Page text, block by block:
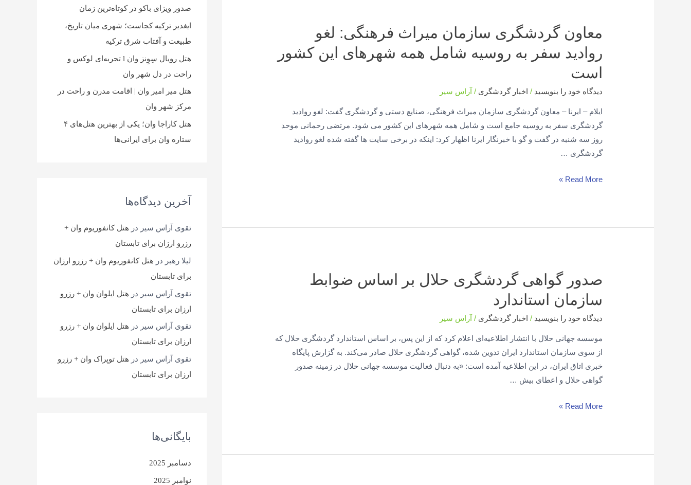
معاون گردشگری سازمان میراث فرهنگی: لغو
روادید سفر به روسیه شامل همه شهرهای این کشور
است
دیدگاه‌ خود را بنویسید / اخبار گردشگری / آراس سیر
ایلام – ایرنا – معاون گردشگری سازمان میراث فرهنگی، صنایع دستی و گردشگری گفت: لغو روادید
گردشگری سفر به روسیه جامع است و شامل همه شهرهای این کشور می شود. مرتضی رحمانی موحد
روز سه شنبه در گفت و گو با خبرنگار ایرنا اظهار کرد: اینکه در برخی سایت ها گفته شده لغو روادید
گردشگری …
Read More »
صدور گواهی گردشگری حلال بر اساس ضوابط
سازمان استاندارد
دیدگاه‌ خود را بنویسید / اخبار گردشگری / آراس سیر
موسسه جهانی حلال با انتشار اطلاعیه‌ای اعلام کرد که از این پس، بر اساس استاندارد گردشگری حلال که
از سوی سازمان استاندارد ایران تدوین شده، گواهی گردشگری حلال صادر می‌کند. به گزارش پایگاه
خبری اتاق ایران، در این اطلاعیه آمده است: «به دنبال فعالیت موسسه جهانی حلال در زمینه صدور
گواهی حلال و اعطای بیش …
Read More »
صدور ویزای باکو در کوتاه‌ترین زمان
ایغدیر ترکیه کجاست؛ شهری میان تاریخ،
طبیعت و آفتاب شرق ترکیه
هتل رویال سِوِنز وان l تجربه‌ای لوکس و
راحت در دل شهر وان
هتل میر امیر وان | اقامت مدرن و راحت در
مرکز شهر وان
هتل کاراجا وان؛ یکی از بهترین هتل‌های ۴
ستاره وان برای ایرانی‌ها
آخرین دیدگاه‌ها
تقوی آراس سیر در هتل کانفوریوم وان +
رزرو ارزان برای تابستان
لیلا رهبر در هتل کانفوریوم وان + رزرو ارزان
برای تابستان
تقوی آراس سیر در هتل ایلوان وان + رزرو
ارزان برای تابستان
تقوی آراس سیر در هتل ایلوان وان + رزرو
ارزان برای تابستان
تقوی آراس سیر در هتل توپراک وان + رزرو
ارزان برای تابستان
بایگانی‌ها
دسامبر 2025
نوامبر 2025